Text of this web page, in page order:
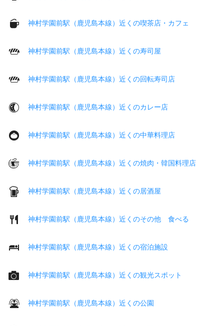
神村学園前駅（鹿児島本線）近くの喫茶店・カフェ
神村学園前駅（鹿児島本線）近くの寿司屋
神村学園前駅（鹿児島本線）近くの回転寿司店
神村学園前駅（鹿児島本線）近くのカレー店
神村学園前駅（鹿児島本線）近くの中華料理店
神村学園前駅（鹿児島本線）近くの焼肉・韓国料理店
神村学園前駅（鹿児島本線）近くの居酒屋
神村学園前駅（鹿児島本線）近くのその他 食べる
神村学園前駅（鹿児島本線）近くの宿泊施設
神村学園前駅（鹿児島本線）近くの観光スポット
神村学園前駅（鹿児島本線）近くの公園